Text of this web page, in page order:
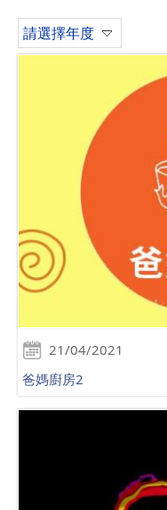
請選擇年度
21/04/2021
爸媽廚房2